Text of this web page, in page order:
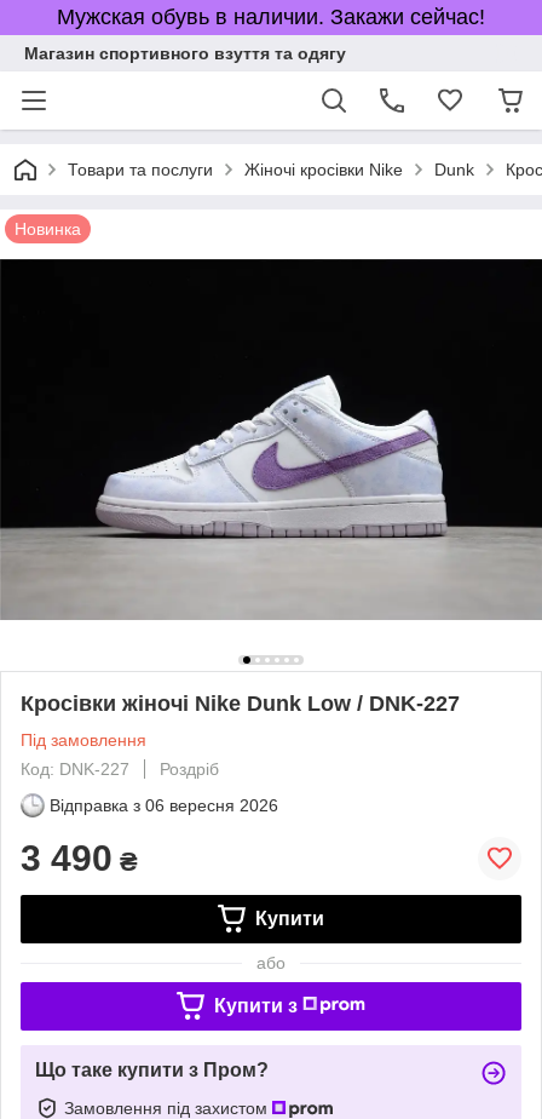
Мужская обувь в наличии. Закажи сейчас!
Магазин спортивного взуття та одягу
Товари та послуги Жіночі кросівки Nike Dunk
Новинка
Кросівки жіночі Nike Dunk Low / DNK-227
Під замовлення
Код: DNK-227
Роздріб
Відправка з 06 вересня 2026
3 490 ₴
Купити
або
Купити з
Що таке купити з Пром?
Замовлення під захистом